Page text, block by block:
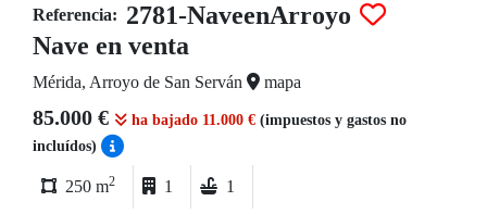
Referencia: 2781-NaveenArroyo
Nave en venta
Mérida, Arroyo de San Serván mapa
85.000 € ha bajado 11.000 € (impuestos y gastos no
incluídos)
250 m2 1 1